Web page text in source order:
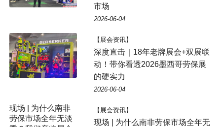
市场
2026-06-04
【展会资讯】
深度直击｜18年老牌展会+双展联
动！带你看透2026墨西哥劳保展
的硬实力
2026-06-04
【展会资讯】
现场 | 为什么南非劳保市场全年无